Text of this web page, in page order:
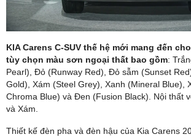
KIA Carens C-SUV thế hệ mới mang đến
tùy chọn màu sơn ngoại thất bao gồm:
Pearl), Đỏ (Runway Red), Đỏ sẫm (Sunset
Gold), Xám (Steel Grey), Xanh (Mineral Blue),
Chroma Blue) và Đen (Fusion Black). Nội thất
và Xám.
Thiết kế đèn pha và đèn hậu của Kia Carens